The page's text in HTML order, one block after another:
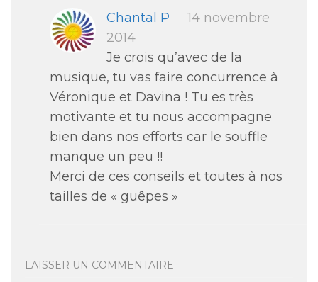
Chantal P
14 novembre
2014
Je crois qu’avec de la
musique, tu vas faire concurrence à
Véronique et Davina ! Tu es très
motivante et tu nous accompagne
bien dans nos efforts car le souffle
manque un peu !!
Merci de ces conseils et toutes à nos
tailles de « guêpes »
LAISSER UN COMMENTAIRE